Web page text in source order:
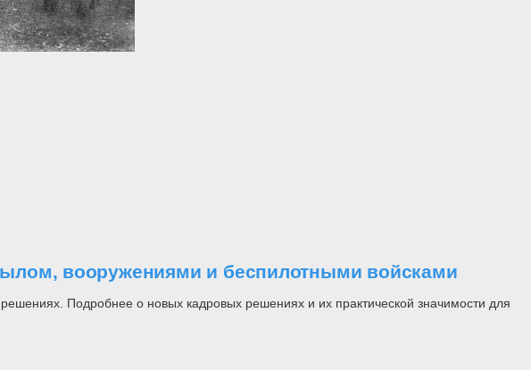
вооружениями и беспилотными войсками
Подробнее о новых кадровых решениях и их практической значимости для